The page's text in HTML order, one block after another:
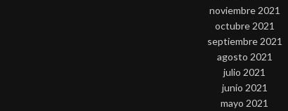
noviembre 2021
octubre 2021
septiembre 2021
agosto 2021
julio 2021
junio 2021
mayo 2021